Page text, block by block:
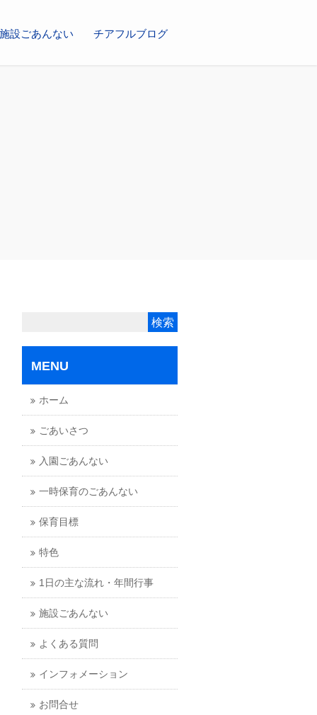
施設ごあんない チアフルブログ
MENU
ホーム
ごあいさつ
入園ごあんない
一時保育のごあんない
保育目標
特色
1日の主な流れ・年間行事
施設ごあんない
よくある質問
インフォメーション
お問合せ